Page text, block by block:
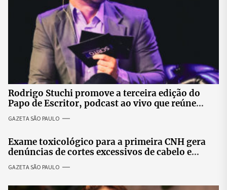
Rodrigo Stuchi promove a terceira edição do
Papo de Escritor, podcast ao vivo que reúne
especialistas para discutir saúde mental e
prosperidade.
GAZETA SÃO PAULO
Exame toxicológico para a primeira CNH gera
denúncias de cortes excessivos de cabelo e
revolta entre candidatas
GAZETA SÃO PAULO